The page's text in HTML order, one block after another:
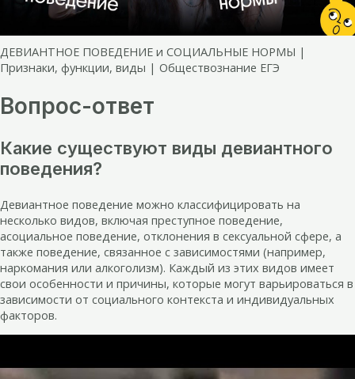
ДЕВИАНТНОЕ ПОВЕДЕНИЕ и СОЦИАЛЬНЫЕ НОРМЫ |
Признаки, функции, виды | Обществознание ЕГЭ
Вопрос-ответ
Какие существуют виды девиантного
поведения?
Девиантное поведение можно классифицировать на
несколько видов, включая преступное поведение,
асоциальное поведение, отклонения в сексуальной сфере, а
также поведение, связанное с зависимостями (например,
наркомания или алкоголизм). Каждый из этих видов имеет
свои особенности и причины, которые могут варьироваться в
зависимости от социального контекста и индивидуальных
факторов.